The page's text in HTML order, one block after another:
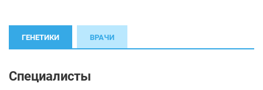
ГЕНЕТИКИ ВРАЧИ
Специалисты